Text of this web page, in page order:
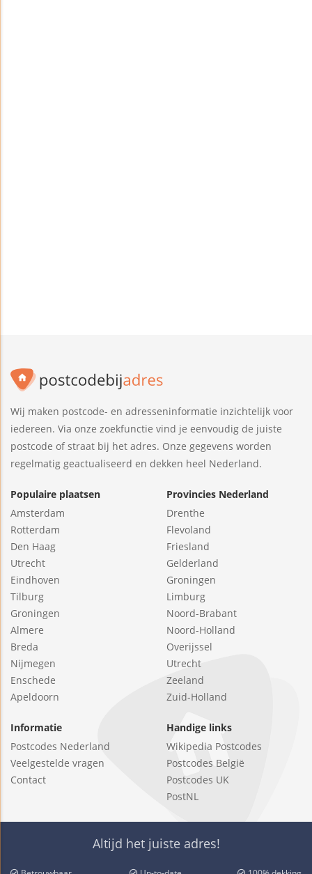
Wij maken postcode- en adresseninformatie inzichtelijk voor
iedereen. Via onze zoekfunctie vind je eenvoudig de juiste
postcode of straat bij het adres. Onze gegevens worden
regelmatig geactualiseerd en dekken heel Nederland.
Populaire plaatsen
Amsterdam
Rotterdam
Den Haag
Utrecht
Eindhoven
Tilburg
Groningen
Almere
Breda
Nijmegen
Enschede
Apeldoorn
Provincies Nederland
Drenthe
Flevoland
Friesland
Gelderland
Groningen
Limburg
Noord-Brabant
Noord-Holland
Overijssel
Utrecht
Zeeland
Zuid-Holland
Informatie
Postcodes Nederland
Veelgestelde vragen
Contact
Handige links
Wikipedia Postcodes
Postcodes België
Postcodes UK
PostNL
Altijd het juiste adres!